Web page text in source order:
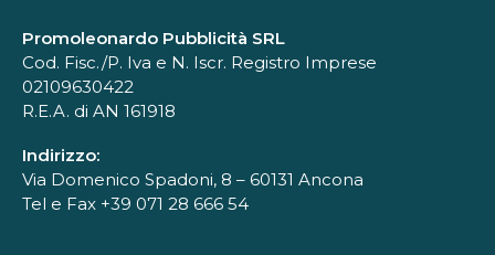
Promoleonardo Pubblicità SRL
Cod. Fisc./P. Iva e N. Iscr. Registro Imprese
02109630422
R.E.A. di AN 161918
Indirizzo:
Via Domenico Spadoni, 8 – 60131 Ancona
Tel e Fax +39 071 28 666 54